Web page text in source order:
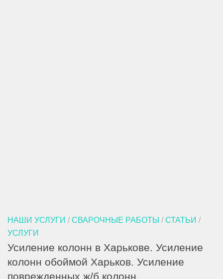
НАШИ УСЛУГИ / СВАРОЧНЫЕ РАБОТЫ / СТАТЬИ /
УСЛУГИ
Усиление колонн в Харькове. Усиление
колонн обоймой Харьков. Усиление
поврежденных ж/б колонн.